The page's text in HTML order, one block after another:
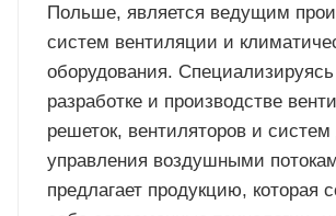
Польше, является ведущим
систем вентиляции и
оборудования.
разработке и производстве
решеток, вентиляторов и систем
управления воздушными
предлагает продукцию, которая